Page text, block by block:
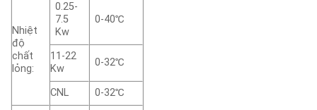
Nhiệt
độ
chất
lỏng:
0.25-
7.5
Kw
0-40℃
11-22
Kw
0-32℃
CNL 0-32℃